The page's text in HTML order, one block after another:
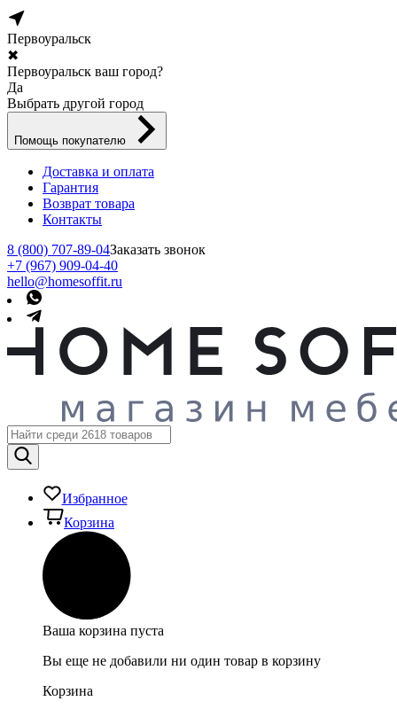
Первоуральск
✖
Первоуральск ваш город?
Да
Выбрать другой город
Помощь покупателю
Доставка и оплата
Гарантия
Возврат товара
Контакты
8 (800) 707-89-04Заказать звонок
+7 (967) 909-04-40
hello@homesoffit.ru
Избранное
Корзина
Ваша корзина пуста
Вы еще не добавили ни один товар в корзину
Корзина